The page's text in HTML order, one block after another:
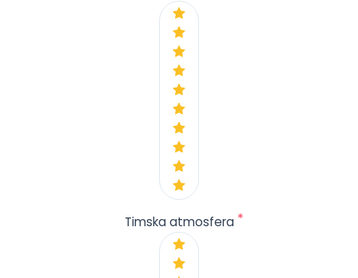
Timska atmosfera *